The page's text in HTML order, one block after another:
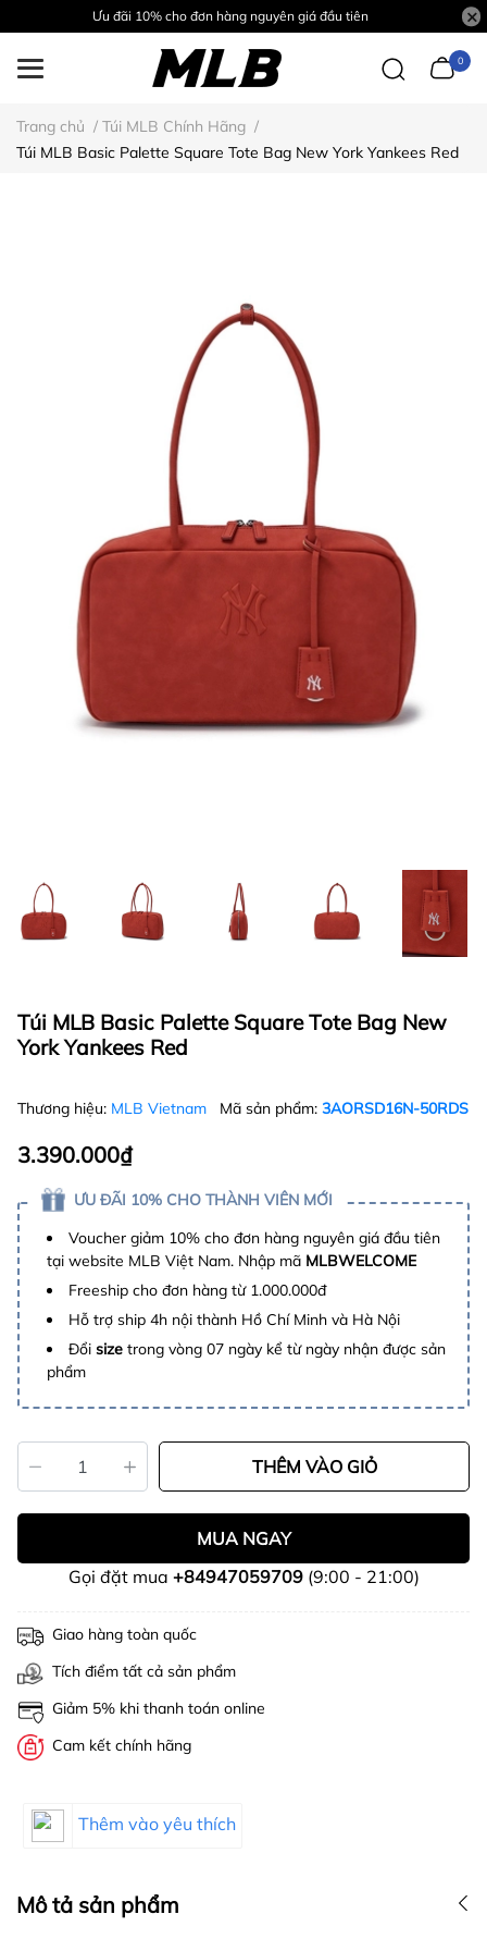
Ưu đãi 10% cho đơn hàng nguyên giá đầu tiên
0
Trang chủ / Túi MLB Chính Hãng /
Túi MLB Basic Palette Square Tote Bag New York Yankees Red
Túi MLB Basic Palette Square Tote Bag New
York Yankees Red
Thương hiệu: MLB Vietnam Mã sản phẩm: 3AORSD16N-50RDS
3.390.000₫
ƯU ĐÃI 10% CHO THÀNH VIÊN MỚI
Voucher giảm 10% cho đơn hàng nguyên giá đầu tiên
tại website MLB Việt Nam. Nhập mã MLBWELCOME
Freeship cho đơn hàng từ 1.000.000đ
Hỗ trợ ship 4h nội thành Hồ Chí Minh và Hà Nội
Đổi size trong vòng 07 ngày kể từ ngày nhận được sản
phẩm
THÊM VÀO GIỎ
MUA NGAY
Gọi đặt mua +84947059709(9:00 - 21:00)
Giao hàng toàn quốc
Tích điểm tất cả sản phẩm
Giảm 5% khi thanh toán online
Cam kết chính hãng
Thêm vào yêu thích
Mô tả sản phẩm